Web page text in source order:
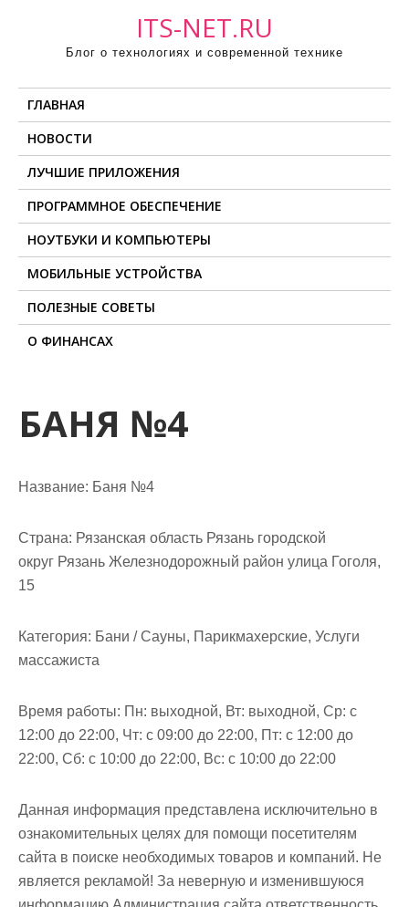
ITS-NET.RU
Блог о технологиях и современной технике
ГЛАВНАЯ
НОВОСТИ
ЛУЧШИЕ ПРИЛОЖЕНИЯ
ПРОГРАММНОЕ ОБЕСПЕЧЕНИЕ
НОУТБУКИ И КОМПЬЮТЕРЫ
МОБИЛЬНЫЕ УСТРОЙСТВА
ПОЛЕЗНЫЕ СОВЕТЫ
О ФИНАНСАХ
БАНЯ №4
Название: Баня №4
Страна: Рязанская область Рязань городской
округ Рязань Железнодорожный район улица Гоголя,
15
Категория: Бани / Сауны, Парикмахерские, Услуги
массажиста
Время работы: Пн: выходной, Вт: выходной, Ср: с
12:00 до 22:00, Чт: с 09:00 до 22:00, Пт: с 12:00 до
22:00, Сб: с 10:00 до 22:00, Вс: с 10:00 до 22:00
Данная информация представлена исключительно в
ознакомительных целях для помощи посетителям
сайта в поиске необходимых товаров и компаний. Не
является рекламой! За неверную и изменившуюся